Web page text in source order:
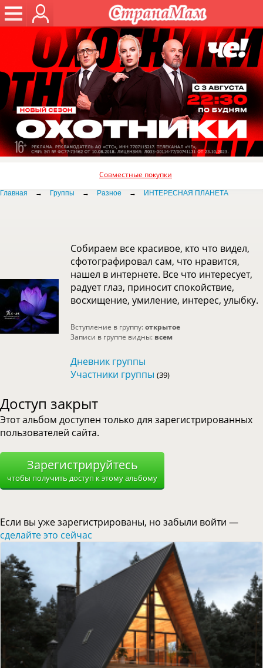
Совместные покупки
Главная → Группы → Разное → ИНТЕРЕСНАЯ ПЛАНЕТА
Собираем все красивое, кто что видел,
сфотографировал сам, что нравится,
нашел в интернете. Все что интересует,
радует глаз, приносит спокойствие,
восхищение, умиление, интерес, улыбку.
Вступление в группу:открытое
Записи в группе видны: всем
Дневник группы
Участники группы (39)
Доступ закрыт
Этот альбом доступен только для зарегистрированных
пользователей сайта.
Зарегистрируйтесь
чтобы получить доступ к этому альбому
Если вы уже зарегистрированы, но забыли войти —
сделайте это сейчас